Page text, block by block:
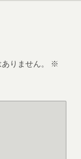
りません。
※